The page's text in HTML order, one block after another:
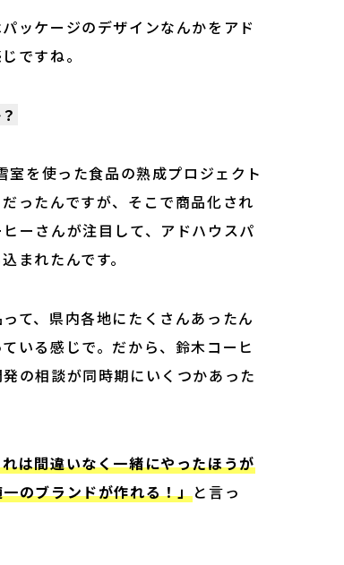
ッケージのデザインなんかをアド
ですね。
を使った⾷品の熟成プロジェクト
ったんですが、そこで商品化され
ーさんが注目して、アドハウスパ
まれたんです。
て、県内各地にたくさんあったん
いる感じで。だから、鈴木コーヒ
の相談が同時期にいくつかあった
は間違いなく⼀緒にやったほうが
のブランドが作れる！」と言っ